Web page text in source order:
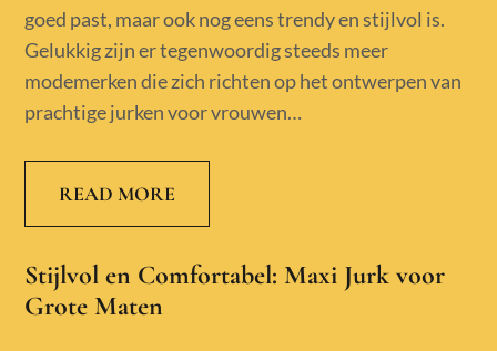
goed past, maar ook nog eens trendy en stijlvol is.
Gelukkig zijn er tegenwoordig steeds meer
modemerken die zich richten op het ontwerpen van
prachtige jurken voor vrouwen…
READ MORE
Stijlvol en Comfortabel: Maxi Jurk voor
Grote Maten